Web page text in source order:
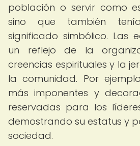
población o servir como
sino que también
significado simbólico. Las
un reflejo de la
creencias espirituales y la
la comunidad. Por
más imponentes y
reservadas para los
demostrando su estatus y
sociedad.